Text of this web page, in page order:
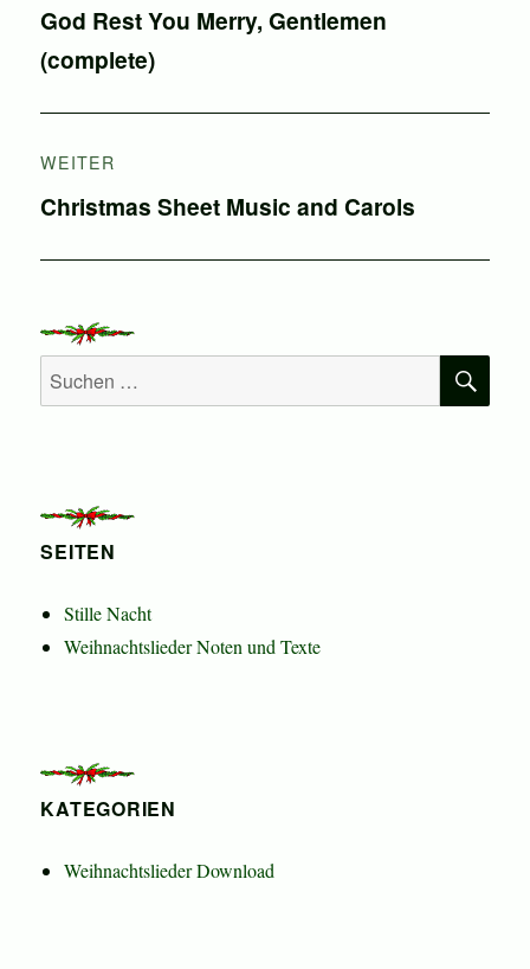
Vorheriger
Beitrag:
God Rest You Merry, Gentlemen
(complete)
WEITER
Nächster
Christmas Sheet Music and Carols
Suchen
nach:
SEITEN
Stille Nacht
Weihnachtslieder Noten und Texte
KATEGORIEN
Weihnachtslieder Download